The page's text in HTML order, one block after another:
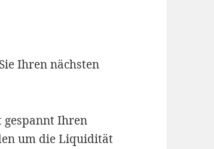
Ihren nächsten
Ihren
um die Liquidität